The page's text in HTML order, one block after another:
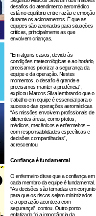
desafios do atendimento aeromédico
está no equilíbrio entre razão e emoção
durante os acionamentos. É que as
equipes são acionadas para situações
críticas, principalmente as que
envolvem crianças.
“Em alguns casos, devido às
condições meteorológicas e ao horário,
precisamos priorizar a segurança da
equipe e da operação. Nestes
momentos, o desafio é grande e
precisamos manter a prudência”,
explicou Marcos Silva lembrando que o
trabalho em equipe é essencial para o
sucesso das operações aeromédicas.
“As missões envolvem profissionais de
diferentes áreas, como pilotos,
médicos, mecânicos e enfermeiros –
com responsabilidades específicas e
decisões compartilhadas”,
acrescentou.
Confiança é fundamental
O enfermeiro disse que a confiança em
cada membro da equipe é fundamental.
“As decisões são tomadas em conjunto
para que os riscos sejam minimizados
e a operação aconteça com
segurança”, contou. Outro ponto
enfatizado foi a importância da